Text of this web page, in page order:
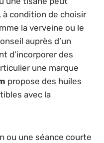
à condition de choisir
la verveine ou le
auprès d’un
d’incorporer des
une marque
propose des huiles
avec la
ou une séance courte